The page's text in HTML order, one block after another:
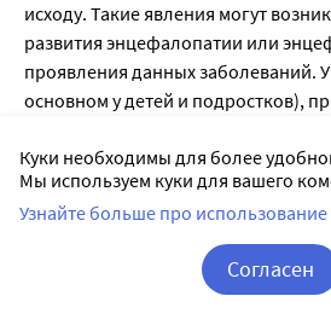
исходу. Такие явления могут
развития энцефалопатии или
проявления данных заболеваний.
основном у детей и подростков),
зарегистрированы судороги и
симптомы, как нарушение
времени и пространстве,
галлюцинации, возбуждение,
кошмары). Эти случаи редко
Куки необходимы для более
Мы используем куки для вашего
Узнайте больше про
Согласен